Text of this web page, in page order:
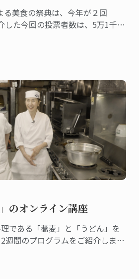
美食の祭典は、今年が２回
した今回の投票者数は、5万1千人
を称え４０部門における受賞
のオンライン講座
である「蕎麦」と「うどん」を
週間のプログラムをご紹介しま